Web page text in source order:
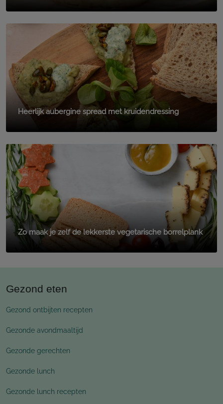
Heerlijk aubergine spread met kruidendressing
Zo maak je zelf de lekkerste vegetarische borrelplank
Gezond eten
Gezond ontbijten recepten
Gezonde avondmaaltijd
Gezonde gerechten
Gezonde lunch
Gezonde lunch recepten